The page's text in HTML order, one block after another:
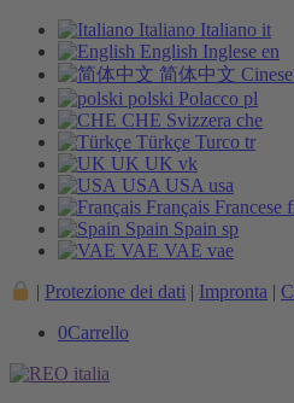
Italiano Italiano it
English Inglese en
简体中文
polski Polacco pl
CHE Svizzera che
Türkçe Turco tr
UK UK vk
USA USA usa
Français Francese
Spain Spain sp
VAE VAE vae
| Protezione dei dati | Impronta |
0Carrello